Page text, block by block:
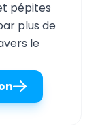
pépites
plus de
le